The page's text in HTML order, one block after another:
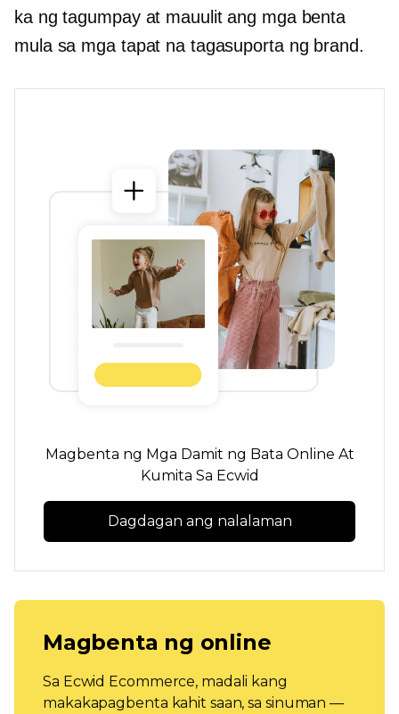
ka ng tagumpay at mauulit ang mga benta
mula sa mga tapat na tagasuporta ng brand.
Magbenta ng Mga Damit ng Bata Online At
Kumita Sa Ecwid
Dagdagan ang nalalaman
Magbenta ng online
Sa Ecwid Ecommerce, madali kang
makakapagbenta kahit saan, sa sinuman —